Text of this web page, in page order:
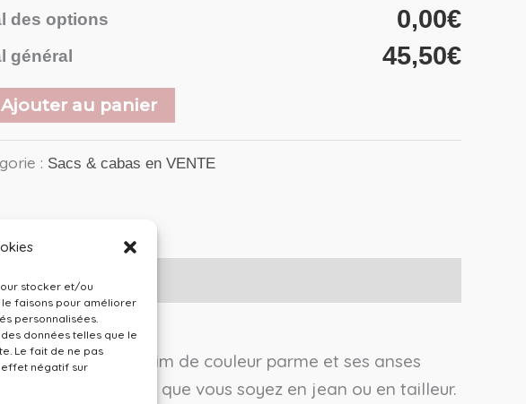
stocker et/ou
faisons pour améliorer
personnalisées.
données telles que le
Le fait de ne pas
effet négatif sur
des options 0,00€
général 45,50€
Ajouter au panier
: Sacs & cabas en VENTE
sa texture en daim de couleur parme et ses anses
vos tenues, que vous soyez en jean ou en tailleur.